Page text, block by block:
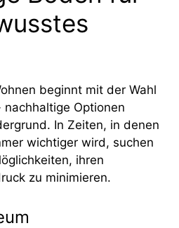
beginnt mit der Wahl
Optionen
In Zeiten, in denen
wichtiger wird, suchen
ihren
zu minimieren.